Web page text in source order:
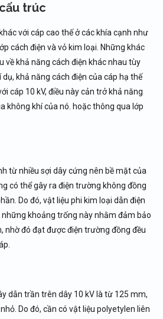
trúc
với cáp cao thế ở các khía cạnh như
cách điện và vỏ kim loại. Những khác
về khả năng cách điện khác nhau tùy
khả năng cách điện của cáp hạ thế
cáp 10 kV, điều này cản trở khả năng
không khí của nó. hoặc thông qua lớp
từ nhiều sợi dây cứng nên bề mặt của
có thể gây ra điện trường không đồng
Do đó, vật liệu phi kim loại dẫn điện
khoảng trống này nhằm đảm bảo
nhờ đó đạt được điện trường đồng đều
dẫn trần trên dây 10 kV là từ 125 mm,
Do đó, cần có vật liệu polyetylen liên